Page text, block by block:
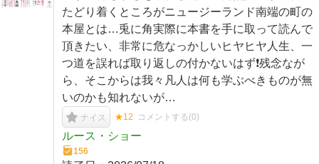
たどり着くところがニュージーランド南端の町の
本屋とは…兎に角実際に本書を手に取って読んで
頂きたい、非常に危なっかしいヒヤヒヤ人生、一
つ道を誤れば取り返しの付かないはず❗️残念なが
ら、そこからは我々凡人は何も学ぶべきものが無
いのかも知れないが…
ナイス ★12 コメントする(0)
ルース・ショー
156